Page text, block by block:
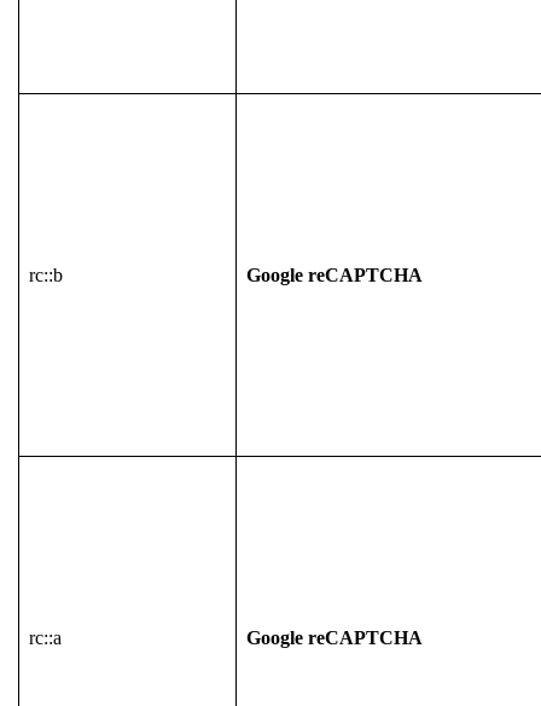
rc::b Google reCAPTCHA
rc::a Google reCAPTCHA